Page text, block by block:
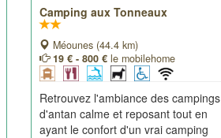
Camping aux Tonneaux
Méounes (44.4 km)
19 € - 800 €le mobilehome
Retrouvez l'ambiance des campings
d'antan calme et reposant tout en
ayant le confort d'un vrai camping